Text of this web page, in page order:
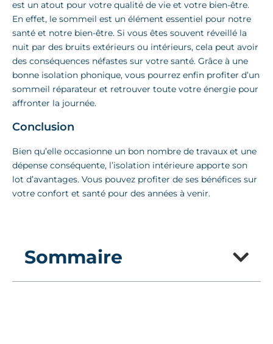
est un atout pour votre qualité de vie et votre bien-être.
En effet, le sommeil est un élément essentiel pour notre
santé et notre bien-être. Si vous êtes souvent réveillé la
nuit par des bruits extérieurs ou intérieurs, cela peut avoir
des conséquences néfastes sur votre santé. Grâce à une
bonne isolation phonique, vous pourrez enfin profiter d’un
sommeil réparateur et retrouver toute votre énergie pour
affronter la journée.
Conclusion
Bien qu’elle occasionne un bon nombre de travaux et une
dépense conséquente, l’isolation intérieure apporte son
lot d’avantages. Vous pouvez profiter de ses bénéfices sur
votre confort et santé pour des années à venir.
Sommaire